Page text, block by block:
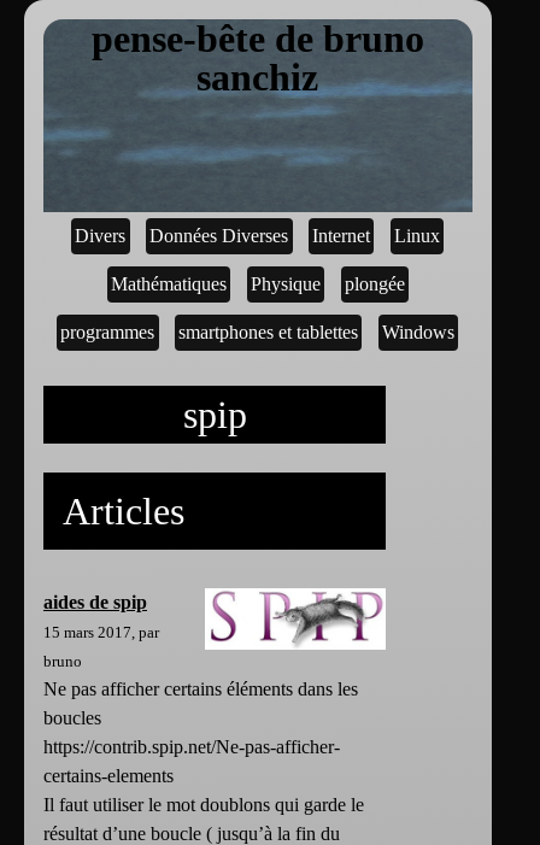
pense-bête de bruno
sanchiz
Divers Données Diverses Internet Linux
Mathématiques Physique plongée
programmes smartphones et tablettes Windows
spip
Articles
aides de spip
15 mars 2017, par
bruno
Ne pas afficher certains éléments dans les
boucles
https://contrib.spip.net/Ne-pas-afficher-
certains-elements
Il faut utiliser le mot doublons qui garde le
résultat d’une boucle ( jusqu’à la fin du